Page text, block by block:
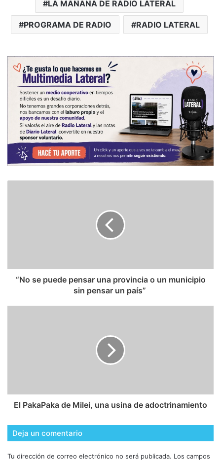
LA MAÑANA DE RADIO LATERAL
PROGRAMA DE RADIO RADIO LATERAL
​“No se puede pensar una provincia o un municipio
sin pensar un país”
El PakaPaka de Milei, una usina de adoctrinamiento
Deja un comentario
Tu dirección de correo electrónico no será publicada. Los campos